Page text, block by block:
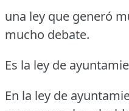
una ley que generó
mucho debate.
Es la ley de
En la ley de